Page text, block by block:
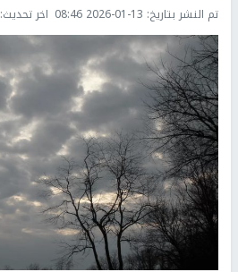
تم النشر بتاريخ: 2026-01-13 08:46 اخر تحديث: